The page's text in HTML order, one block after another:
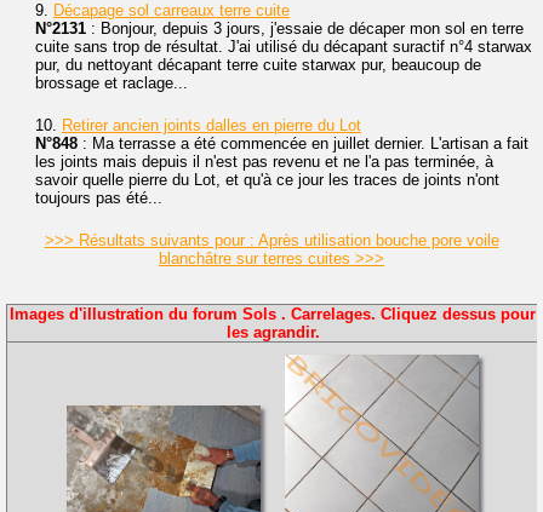
9. Décapage sol carreaux terre cuite
N°2131 : Bonjour, depuis 3 jours, j'essaie de décaper mon sol en terre
cuite sans trop de résultat. J'ai utilisé du décapant suractif n°4 starwax
pur, du nettoyant décapant terre cuite starwax pur, beaucoup de
brossage et raclage...
10. Retirer ancien joints dalles en pierre du Lot
N°848 : Ma terrasse a été commencée en juillet dernier. L'artisan a fait
les joints mais depuis il n'est pas revenu et ne l'a pas terminée, à
savoir quelle pierre du Lot, et qu'à ce jour les traces de joints n'ont
toujours pas été...
>>> Résultats suivants pour : Après utilisation bouche pore voile
blanchâtre sur terres cuites >>>
Images d'illustration du forum Sols . Carrelages. Cliquez dessus pour
les agrandir.